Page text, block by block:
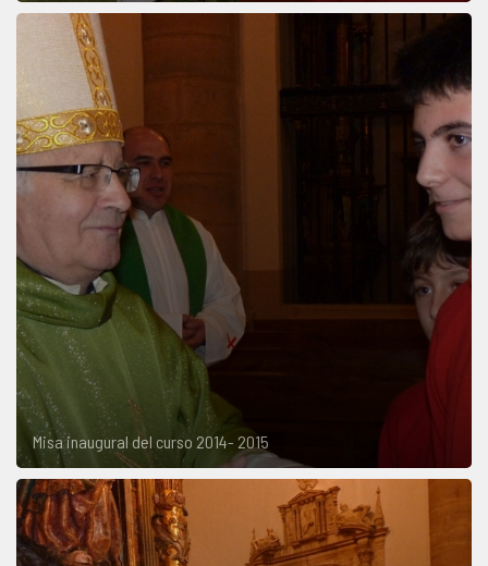
Misa inaugural del curso 2014- 2015